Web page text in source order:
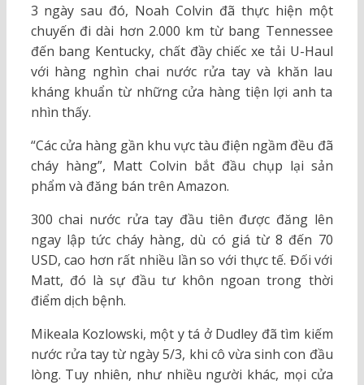
3 ngày sau đó, Noah Colvin đã thực hiện một
chuyến đi dài hơn 2.000 km từ bang Tennessee
đến bang Kentucky, chất đầy chiếc xe tải U-Haul
với hàng nghìn chai nước rửa tay và khăn lau
kháng khuẩn từ những cửa hàng tiện lợi anh ta
nhìn thấy.
“Các cửa hàng gần khu vực tàu điện ngầm đều đã
cháy hàng”, Matt Colvin bắt đầu chụp lại sản
phẩm và đăng bán trên Amazon.
300 chai nước rửa tay đầu tiên được đăng lên
ngay lập tức cháy hàng, dù có giá từ 8 đến 70
USD, cao hơn rất nhiều lần so với thực tế. Đối với
Matt, đó là sự đầu tư khôn ngoan trong thời
điểm dịch bệnh.
Mikeala Kozlowski, một y tá ở Dudley đã tìm kiếm
nước rửa tay từ ngày 5/3, khi cô vừa sinh con đầu
lòng. Tuy nhiên, như nhiều người khác, mọi cửa